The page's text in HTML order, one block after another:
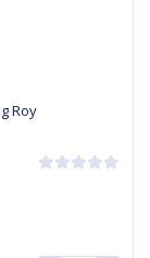
Roy